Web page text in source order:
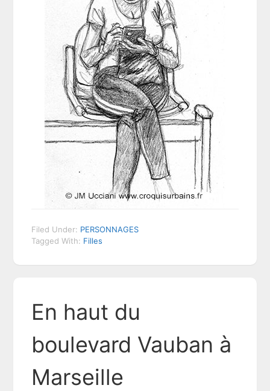
Filed Under: PERSONNAGES
Tagged With: Filles
En haut du
boulevard Vauban à
Marseille